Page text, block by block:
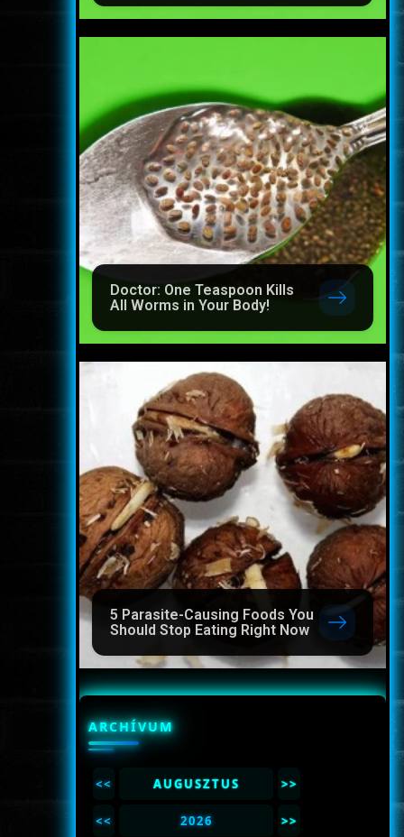
Doctor: One Teaspoon Kills
All Worms in Your Body!
5 Parasite-Causing Foods You
Should Stop Eating Right Now
ARCHÍVUM
<< AUGUSZTUS >>
<< 2026 >>